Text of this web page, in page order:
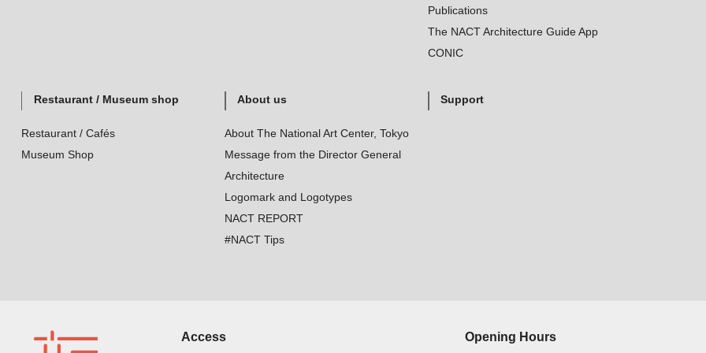
Publications
The NACT Architecture Guide App
CONIC
Restaurant / Museum shop
Restaurant / Cafés
Museum Shop
About us
About The National Art Center, Tokyo
Message from the Director General
Architecture
Logomark and Logotypes
NACT REPORT
#NACT Tips
Support
Access
Opening Hours